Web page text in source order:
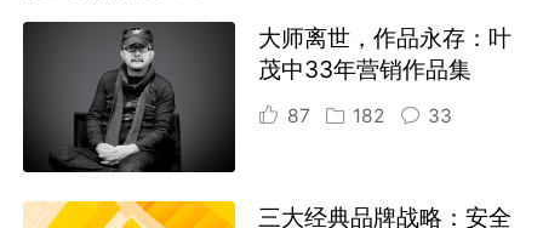
大师离世，作品永存：叶
茂中33年营销作品集
87 182 33
三大经典品牌战略：安全